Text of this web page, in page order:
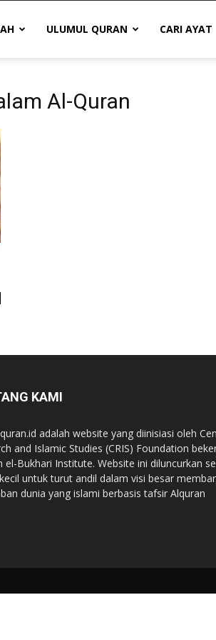
ULUMUL QURAN CARI AYAT
Al-Quran
KAMI
adalah website yang diinisiasi oleh
and Islamic Studies (CRIS) Foundation
el-Bukhari Institute. Website ini diluncurkan
untuk turut andil dalam visi besar
dunia yang islami berbasis tafsir Alquran